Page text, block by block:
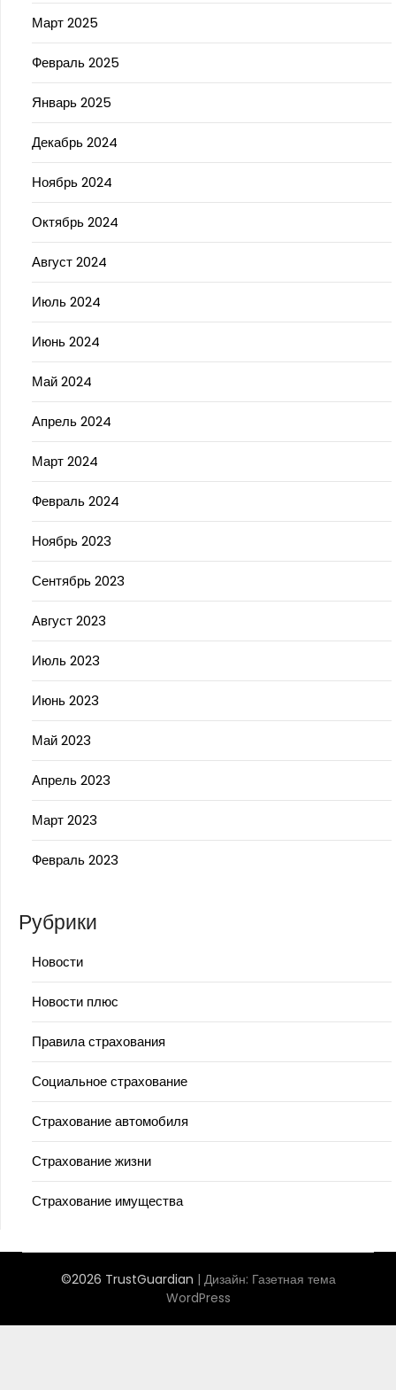
Март 2025
Февраль 2025
Январь 2025
Декабрь 2024
Ноябрь 2024
Октябрь 2024
Август 2024
Июль 2024
Июнь 2024
Май 2024
Апрель 2024
Март 2024
Февраль 2024
Ноябрь 2023
Сентябрь 2023
Август 2023
Июль 2023
Июнь 2023
Май 2023
Апрель 2023
Март 2023
Февраль 2023
Рубрики
Новости
Новости плюс
Правила страхования
Социальное страхование
Страхование автомобиля
Страхование жизни
Страхование имущества
©2026 TrustGuardian | Дизайн: Газетная тема
WordPress